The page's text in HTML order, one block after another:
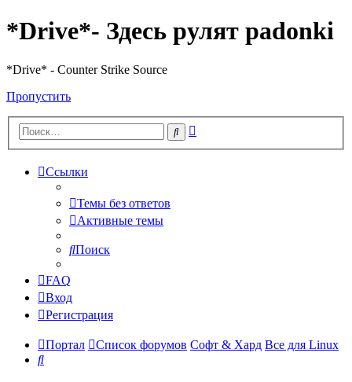
*Drive*- Здесь рулят padonki
*Drive* - Counter Strike Source
Пропустить
Поиск
Ссылки
Темы без ответов
Активные темы
Поиск
FAQ
Вход
Регистрация
Портал Список форумов Софт & Хард Все для Linux
Поиск